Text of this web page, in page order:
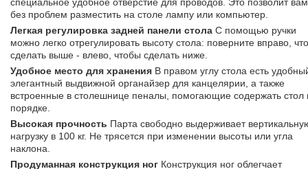
без проблем разместить на столе лампу или компьютер.
Легкая регулировка задней панели стола С помощью ручки
можно легко отрегулировать высоту стола: поверните вправо,
сделать выше - влево, чтобы сделать ниже.
Удобное место для хранения В правом углу стола есть
элегантный выдвижной органайзер для канцелярии, а также
встроенные в столешнице пеналы, помогающие содержать стол
порядке.
Высокая прочность Парта свободно выдерживает
нагрузку в 100 кг. Не трясется при изменении высоты или угла
наклона.
Продуманная конструкция ног Конструкция ног облегчает